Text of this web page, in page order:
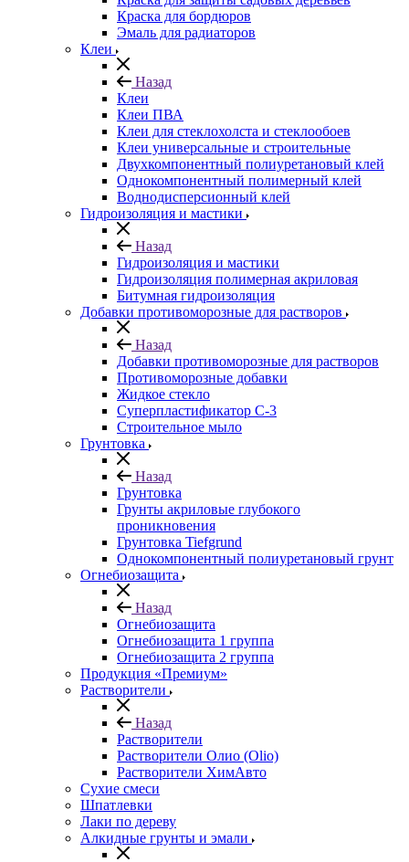
⁠Краска для бордюров
Эмаль для радиаторов
Клеи
Назад
Клеи
Клеи ПВА
Клеи для стеклохолста и стеклообоев
Клеи универсальные и строительные
Двухкомпонентный полиуретановый клей
Однокомпонентный полимерный клей
Воднодисперсионный клей
Гидроизоляция и мастики
Назад
Гидроизоляция и мастики
Гидроизоляция полимерная акриловая
Битумная гидроизоляция
Добавки противоморозные для растворов
Назад
Добавки противоморозные для растворов
Противоморозные добавки
Жидкое стекло
Суперпластификатор С-3
Строительное мыло
Грунтовка
Назад
Грунтовка
Грунты акриловые глубокого
проникновения
Грунтовка Tiefgrund
Однокомпонентный полиуретановый грунт
Огнебиозащита
Назад
Огнебиозащита
Огнебиозащита 1 группа
Огнебиозащита 2 группа
Продукция «Премиум»
Растворители
Назад
Растворители
Растворители Олио (Olio)
Растворители ХимАвто
Сухие смеси
Шпатлевки
Лаки по дереву
Алкидные грунты и эмали